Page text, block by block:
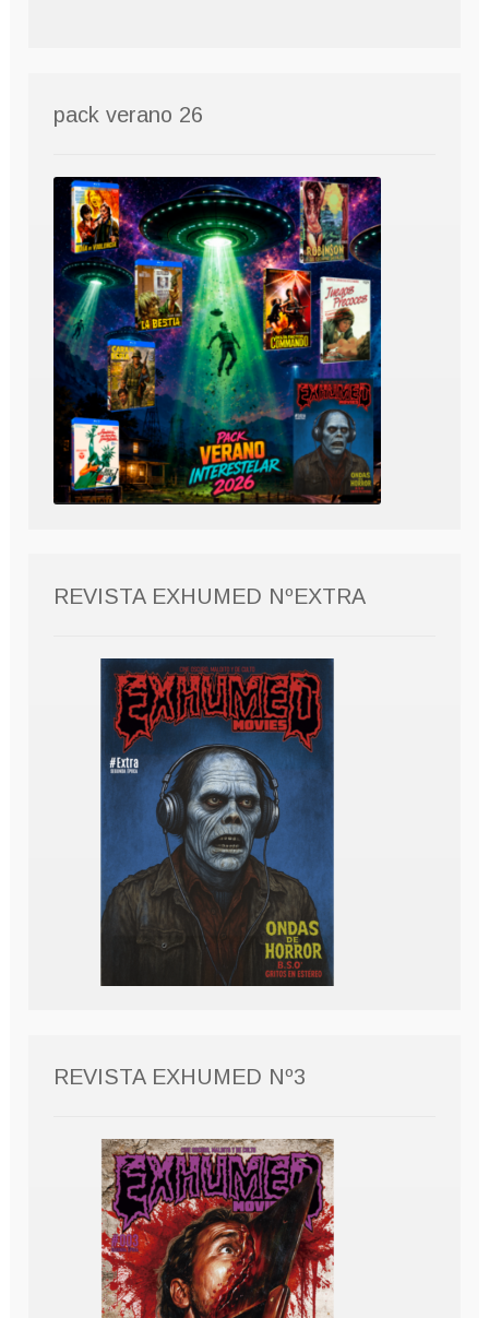
pack verano 26
REVISTA EXHUMED NºEXTRA
REVISTA EXHUMED Nº3